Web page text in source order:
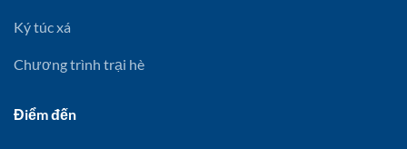
Ký túc xá
Chương trình trại hè
Điểm đến